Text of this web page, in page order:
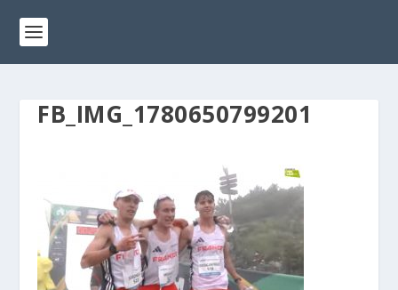
FB_IMG_1780650799201